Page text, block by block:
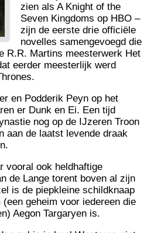
zien als A Knight of the
Seven Kingdoms op HBO –
zijn de eerste drie officiële
novelles samengevoegd die
R.R. Martins meesterwerk Het
eerder meesterlijk werd
en Podderik Peyn op het
er Dunk en Ei. Een tijd
nog op de IJzeren Troon
aan de laatst levende draak
vooral ook heldhaftige
de Lange torent boven al zijn
is de piepkleine schildknaap
geheim voor iedereen die
Aegon Targaryen is.